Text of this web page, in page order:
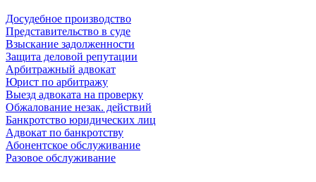
Досудебное производство
Представительство в суде
Взыскание задолженности
Защита деловой репутации
Арбитражный адвокат
Юрист по арбитражу
Выезд адвоката на проверку
Обжалование незак. действий
Банкротство юридических лиц
Адвокат по банкротству
Абонентское обслуживание
Разовое обслуживание